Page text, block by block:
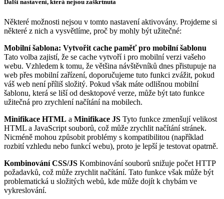
Další nastavení, která nejsou zaškrtnuta
Některé možnosti nejsou v tomto nastavení aktivovány. Projdeme si
některé z nich a vysvětlíme, proč by mohly být užitečné:
Mobilní šablona: Vytvořit cache paměť pro mobilní šablonu
Tato volba zajistí, že se cache vytvoří i pro mobilní verzi vašeho
webu. Vzhledem k tomu, že většina návštěvníků dnes přistupuje na
web přes mobilní zařízení, doporučujeme tuto funkci zvážit, pokud
váš web není příliš složitý. Pokud však máte odlišnou mobilní
šablonu, která se liší od desktopové verze, může být tato funkce
užitečná pro zrychlení načítání na mobilech.
Minifikace HTML a Minifikace JS Tyto funkce zmenšují velikost
HTML a JavaScript souborů, což může zrychlit načítání stránek.
Nicméně mohou způsobit problémy s kompatibilitou (například
rozbití vzhledu nebo funkcí webu), proto je lepší je testovat opatrně.
Kombinování CSS/JS Kombinování souborů snižuje počet HTTP
požadavků, což může zrychlit načítání. Tato funkce však může být
problematická u složitých webů, kde může dojít k chybám ve
vykreslování.